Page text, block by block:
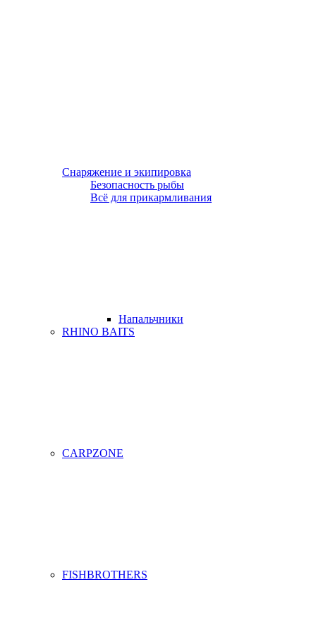
Снаряжение и экипировка
Безопасность рыбы
Всё для прикармливания
Напальчники
RHINO BAITS
CARPZONE
FISHBROTHERS